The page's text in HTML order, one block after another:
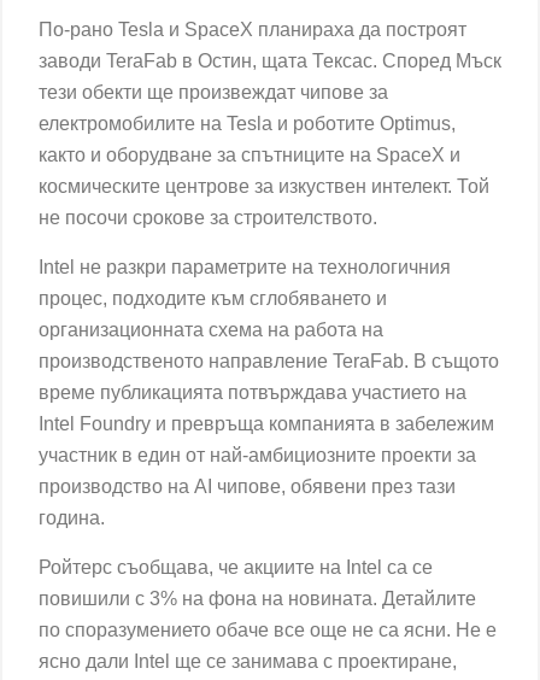
По-рано Tesla и SpaceX планираха да построят
заводи TeraFab в Остин, щата Тексас. Според Мъск
тези обекти ще произвеждат чипове за
електромобилите на Tesla и роботите Optimus,
както и оборудване за спътниците на SpaceX и
космическите центрове за изкуствен интелект. Той
не посочи срокове за строителството.
Intel не разкри параметрите на технологичния
процес, подходите към сглобяването и
организационната схема на работа на
производственото направление TeraFab. В същото
време публикацията потвърждава участието на
Intel Foundry и превръща компанията в забележим
участник в един от най-амбициозните проекти за
производство на AI чипове, обявени през тази
година.
Ройтерс съобщава, че акциите на Intel са се
повишили с 3% на фона на новината. Детайлите
по споразумението обаче все още не са ясни. Не е
ясно дали Intel ще се занимава с проектиране,